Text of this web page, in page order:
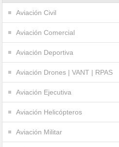
Aviación Civil
Aviación Comercial
Aviación Deportiva
Aviación Drones | VANT | RPAS
Aviación Ejecutiva
Aviación Helicópteros
Aviación Militar